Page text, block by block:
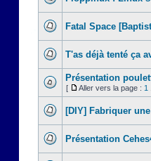
Fatal Space
T'as déjà tenté ça
Présentation
[ Aller vers la page : 1
[DIY] Fabriquer
Présentation